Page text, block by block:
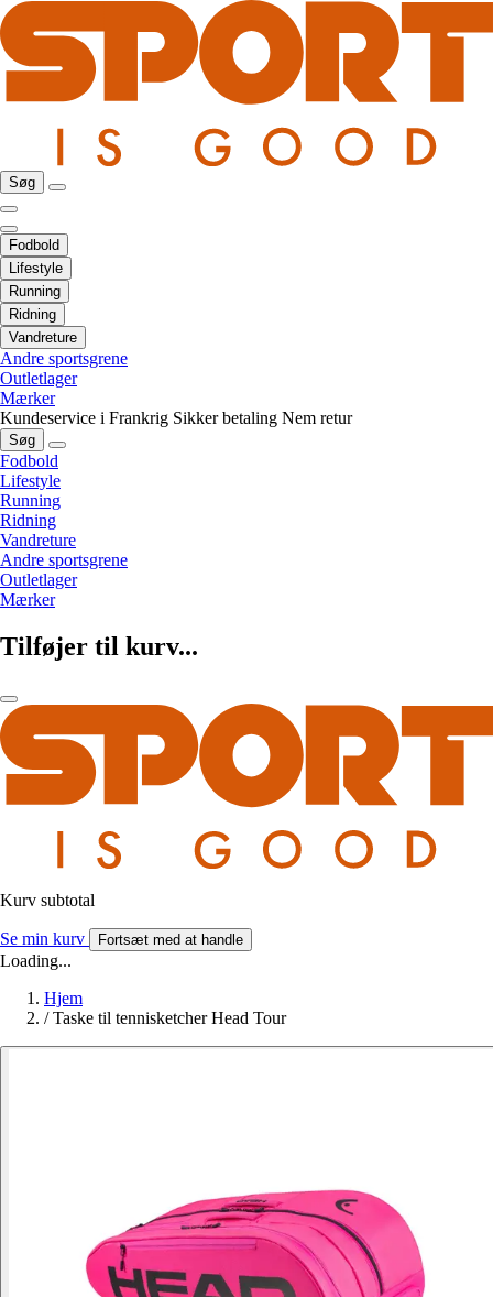
Søg
Fodbold
Lifestyle
Running
Ridning
Vandreture
Andre sportsgrene
Outletlager
Mærker
Kundeservice i Frankrig Sikker betaling Nem retur
Søg
Fodbold
Lifestyle
Running
Ridning
Vandreture
Andre sportsgrene
Outletlager
Mærker
Tilføjer til kurv...
Kurv subtotal
Se min kurv Fortsæt med at handle
Loading...
Hjem
/ Taske til tennisketcher Head Tour